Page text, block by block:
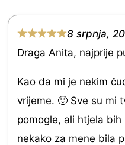
0
o
u
o
f
5
t
e
d
5
8 srpnja,
Draga Anita, najprije
Kao da mi je nekim
vrijeme. 🙂 Sve su mi
pomogle, ali htjela
nekako za mene bila